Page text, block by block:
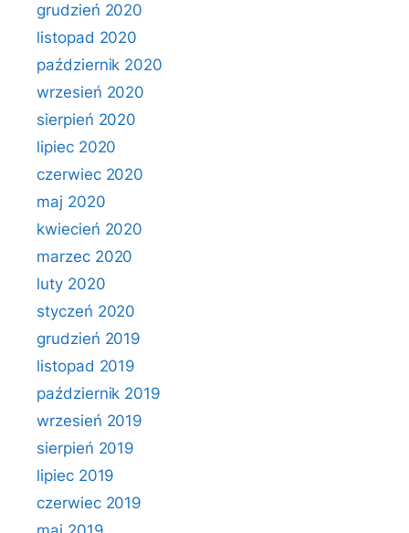
grudzień 2020
listopad 2020
październik 2020
wrzesień 2020
sierpień 2020
lipiec 2020
czerwiec 2020
maj 2020
kwiecień 2020
marzec 2020
luty 2020
styczeń 2020
grudzień 2019
listopad 2019
październik 2019
wrzesień 2019
sierpień 2019
lipiec 2019
czerwiec 2019